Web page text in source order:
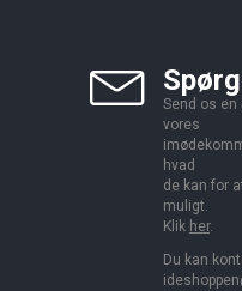
Send os
vores
hvad
de kan for
muligt.
Klik her.
Du kan